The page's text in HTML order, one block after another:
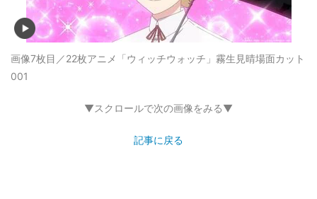
画像7枚目／22枚アニメ「ウィッチウォッチ」霧生見晴場面カット
001
▼スクロールで次の画像をみる▼
記事に戻る